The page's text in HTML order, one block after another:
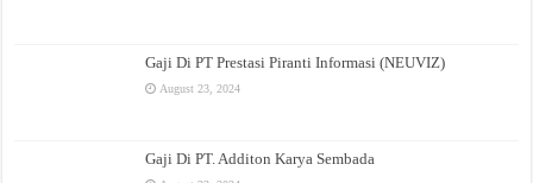
Gaji Di PT Prestasi Piranti Informasi (NEUVIZ)
August 23, 2024
Gaji Di PT. Additon Karya Sembada